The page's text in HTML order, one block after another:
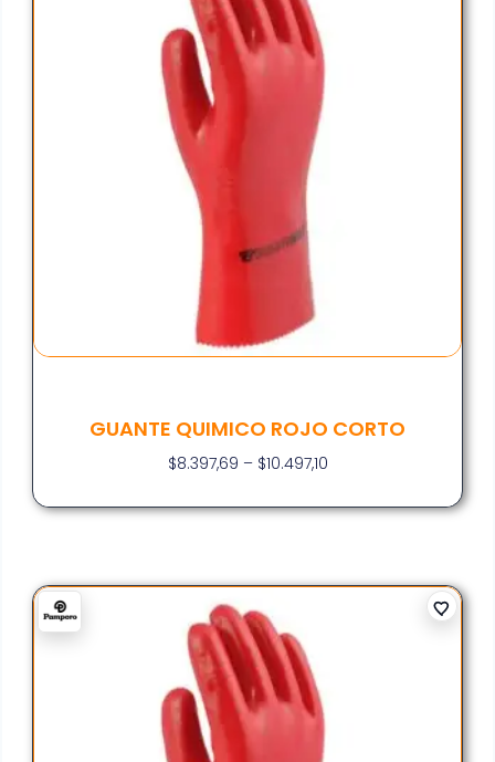
GUANTE QUIMICO ROJO CORTO
$8.397,69 – $10.497,10